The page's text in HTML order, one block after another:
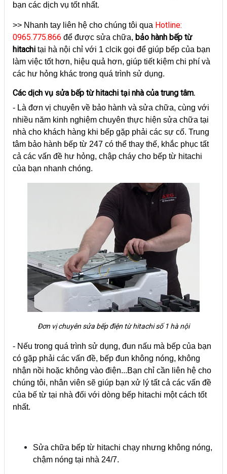
bạn các dịch vụ tốt nhất.
>> Nhanh tay liên hệ cho chúng tôi qua Hotline:
0965.775.866 để được sửa chữa, bảo hành bếp từ
hitachi tại hà nội chỉ với 1 clcik gọi để giúp bếp của bạn
làm việc tốt hơn, hiệu quả hơn, giúp tiết kiệm chi phí và
các hư hỏng khác trong quá trình sử dụng.
Các dịch vụ sửa bếp từ hitachi tại nhà của trung tâm.
- Là đơn vị chuyên về bảo hành và sửa chữa, cùng với
nhiều năm kinh nghiệm chuyên thực hiện sửa chữa tại
nhà cho khách hàng khi bếp gặp phải các sự cố. Trung
tâm bảo hành bếp từ 247 có thể thay thế, khắc phục tất
cả các vấn đề hư hỏng, chập cháy cho bếp từ hitachi
của bạn nhanh chóng.
Đơn vị chuyên sửa bếp điện từ hitachi số 1 hà nội
- Nếu trong quá trình sử dụng, đun nấu mà bếp của bạn
có gặp phải các vấn đề, bếp đun không nóng, không
nhận nồi hoặc không vào điện...Bạn chỉ cần liên hệ cho
chúng tôi, nhân viên sẽ giúp bạn xử lý tất cả các vấn đề
của bế từ tại nhà đối với dòng bếp hitachi một cách tốt
nhất.
Sửa chữa bếp từ hitachi chạy nhưng không nóng,
chậm nóng tại nhà 24/7.